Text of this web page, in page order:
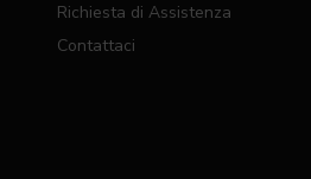
Richiesta di Assistenza
Contattaci